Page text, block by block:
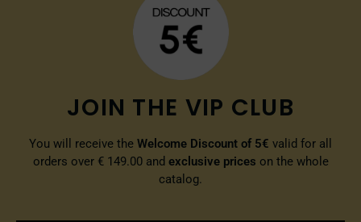
JOIN THE VIP CLUB
You will receive the Welcome Discount of 5€ valid for all
orders over € 149.00 and exclusive prices on the whole
catalog.